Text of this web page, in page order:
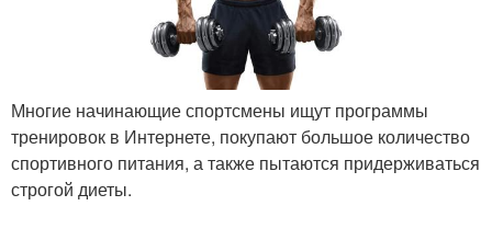
Многие начинающие спортсмены ищут программы
тренировок в Интернете, покупают большое количество
спортивного питания, а также пытаются придерживаться
строгой диеты.